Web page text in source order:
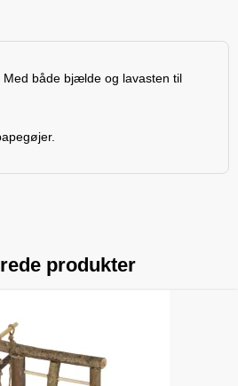
både bjælde og lavasten til
produkter